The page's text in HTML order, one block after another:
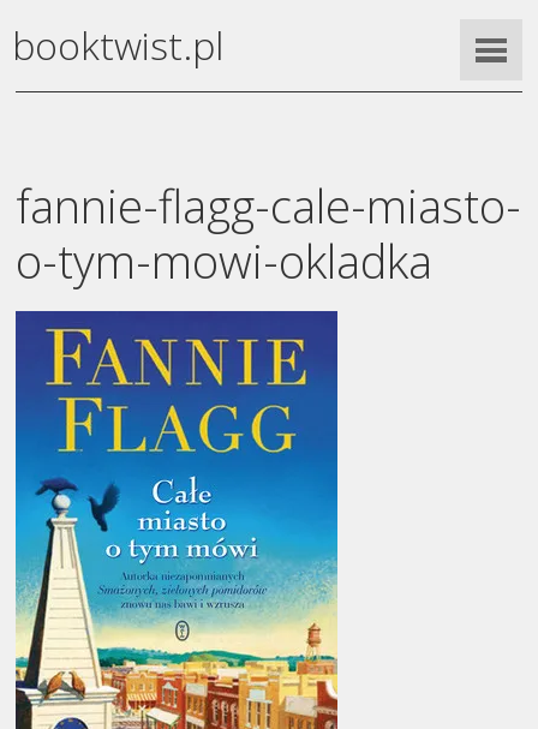
booktwist.pl
fannie-flagg-cale-miasto-
o-tym-mowi-okladka